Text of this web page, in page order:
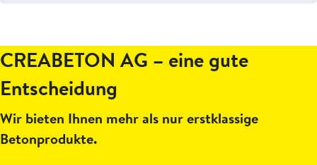
CREABETON AG – eine gute
Entscheidung
Wir bieten Ihnen mehr als nur erstklassige
Betonprodukte.